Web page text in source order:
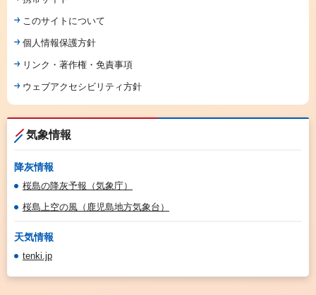
このサイトについて
個人情報保護方針
リンク・著作権・免責事項
ウェブアクセシビリティ方針
気象情報
降灰情報
桜島の降灰予報（気象庁）
桜島上空の風（鹿児島地方気象台）
天気情報
tenki.jp